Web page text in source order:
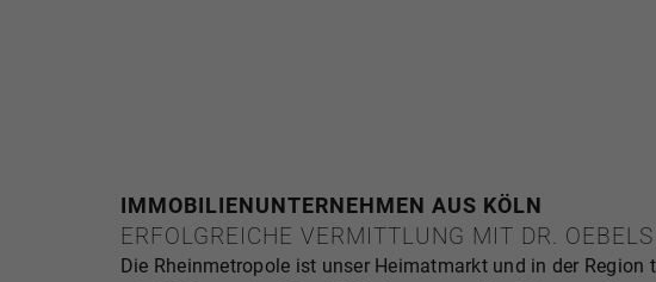
IMMOBILIENUNTERNEHMEN AUS KÖLN
ERFOLGREICHE VERMITTLUNG MIT DR.
Die Rheinmetropole ist unser Heimatmarkt und in der